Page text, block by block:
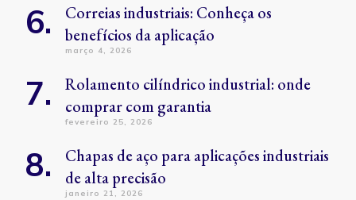
Correias industriais: Conheça os
benefícios da aplicação
março 4, 2026
Rolamento cilíndrico industrial: onde
comprar com garantia
fevereiro 25, 2026
Chapas de aço para aplicações industriais
de alta precisão
janeiro 21, 2026